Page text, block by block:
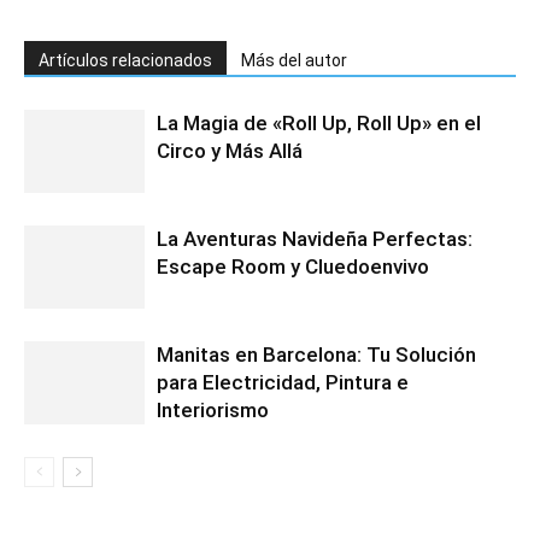
Artículos relacionados Más del autor
La Magia de «Roll Up, Roll Up» en el
Circo y Más Allá
La Aventuras Navideña Perfectas:
Escape Room y Cluedoenvivo
Manitas en Barcelona: Tu Solución
para Electricidad, Pintura e
Interiorismo